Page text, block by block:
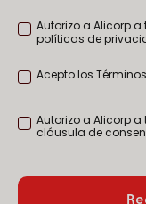
POLÍTICA
DE
Autorizo a Alicorp
políticas de
TÉRMINOS
Y
Acepto los
USOS
ADICIONALES
Autorizo a Alicorp
cláusula de